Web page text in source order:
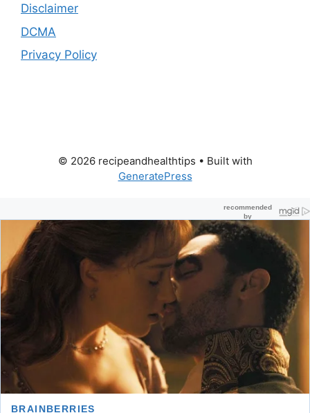
Disclaimer
DCMA
Privacy Policy
© 2026 recipeandhealthtips • Built with
GeneratePress